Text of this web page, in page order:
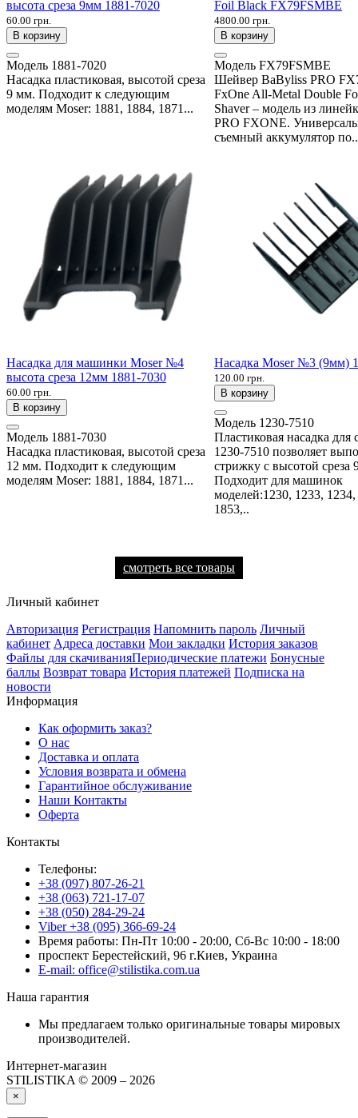
высота среза 9мм 1881-7020
60.00 грн.
В корзину
Модель 1881-7020
Насадка пластиковая, высотой среза
9 мм. Подходит к следующим
моделям Moser: 1881, 1884, 1871...
Foil Black FX79FSMBE
4800.00 грн.
В корзину
Модель FX79FSMBE
Шейвер BaByliss PRO
FxOne All-Metal Double
Shaver – модель из
PRO FXONE.
съемный аккумулятор по..
Насадка для машинки Moser №4
высота среза 12мм 1881-7030
60.00 грн.
В корзину
Модель 1881-7030
Насадка пластиковая, высотой среза
12 мм. Подходит к следующим
моделям Moser: 1881, 1884, 1871...
Насадка Moser №3 (9мм)
120.00 грн.
В корзину
Модель 1230-7510
Пластиковая насадка для
1230-7510 позволяет
стрижку с высотой среза
Подходит для машинок
моделей:1230, 1233,
1853,..
смотреть все товары
Личный кабинет
Авторизация Регистрация Напомнить пароль Личный
кабинет Адреса доставки Мои закладки История заказов
Файлы для скачиванияПериодические платежи Бонусные
баллы Возврат товара История платежей Подписка на
новости
Информация
Как оформить заказ?
О нас
Доставка и оплата
Условия возврата и обмена
Гарантийное обслуживание
Наши Контакты
Оферта
Контакты
Телефоны:
+38 (097) 807-26-21
+38 (063) 721-17-07
+38 (050) 284-29-24
Viber +38 (095) 366-69-24
Время работы: Пн-Пт 10:00 - 20:00, Сб-Вс 10:00 - 18:00
проспект Берестейский, 96 г.Киев, Украина
E-mail: office@stilistika.com.ua
Наша гарантия
Мы предлагаем только оригинальные товары мировых
производителей.
Интернет-магазин
STILISTIKA © 2009 – 2026
×